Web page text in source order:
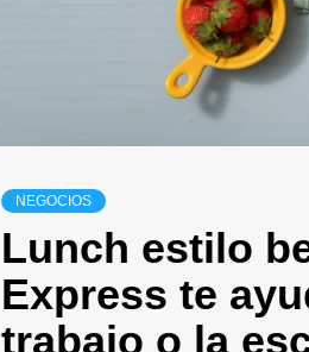
NEGOCIOS
Lunch estilo
Express te
trabajo o la